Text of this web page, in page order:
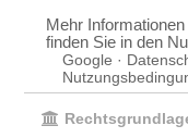
Mehr
finden Sie in den
Google ·